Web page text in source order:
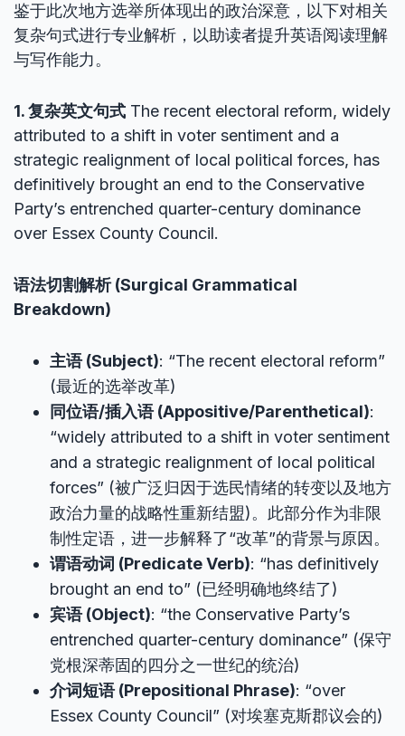
鉴于此次地方选举所体现出的政治深意，以下对相关
复杂句式进行专业解析，以助读者提升英语阅读理解
与写作能力。
1. 复杂英文句式 The recent electoral reform, widely
attributed to a shift in voter sentiment and a
strategic realignment of local political forces, has
definitively brought an end to the Conservative
Party’s entrenched quarter-century dominance
over Essex County Council.
语法切割解析 (Surgical Grammatical
Breakdown)
主语 (Subject): “The recent electoral reform”
(最近的选举改革)
同位语/插入语 (Appositive/Parenthetical):
“widely attributed to a shift in voter sentiment
and a strategic realignment of local political
forces” (被广泛归因于选民情绪的转变以及地方
政治力量的战略性重新结盟)。此部分作为非限
制性定语，进一步解释了“改革”的背景与原因。
谓语动词 (Predicate Verb): “has definitively
brought an end to” (已经明确地终结了)
宾语 (Object): “the Conservative Party’s
entrenched quarter-century dominance” (保守
党根深蒂固的四分之一世纪的统治)
介词短语 (Prepositional Phrase): “over
Essex County Council” (对埃塞克斯郡议会的)